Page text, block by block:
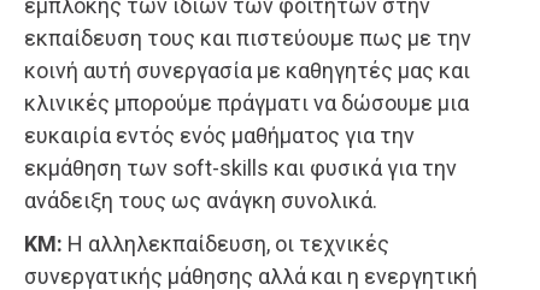
εκπαίδευση τους και πιστεύουμε πως με την
κοινή αυτή συνεργασία με καθηγητές μας και
κλινικές μπορούμε πράγματι να δώσουμε μια
ευκαιρία εντός ενός μαθήματος για την
εκμάθηση των soft-skills και φυσικά για την
ανάδειξη τους ως ανάγκη συνολικά.
ΚΜ: H αλληλεκπαίδευση, οι τεχνικές
συνεργατικής μάθησης αλλά και η ενεργητική